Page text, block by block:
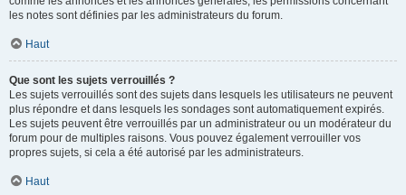
les notes sont définies par les administrateurs du forum.
Haut
Que sont les sujets verrouillés ?
Les sujets verrouillés sont des sujets dans lesquels les utilisateurs ne peuvent
plus répondre et dans lesquels les sondages sont automatiquement expirés.
Les sujets peuvent être verrouillés par un administrateur ou un modérateur du
forum pour de multiples raisons. Vous pouvez également verrouiller vos
propres sujets, si cela a été autorisé par les administrateurs.
Haut